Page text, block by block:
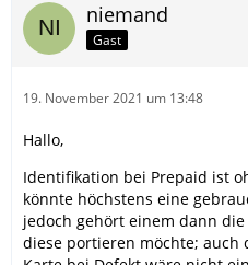
niemand
Gast
19. November 2021 um 13:48
Hallo,
Identifikation bei Prepaid ist
könnte höchstens eine
jedoch gehört einem dann
diese portieren möchte; auch